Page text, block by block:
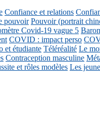
Confiance et relations
pouvoir Pouvoir (portrait
Covid-19 vague 5
COVID : impact perso
et étudiante Téléréalité Le
Contraception masculine
et rôles modèles Les